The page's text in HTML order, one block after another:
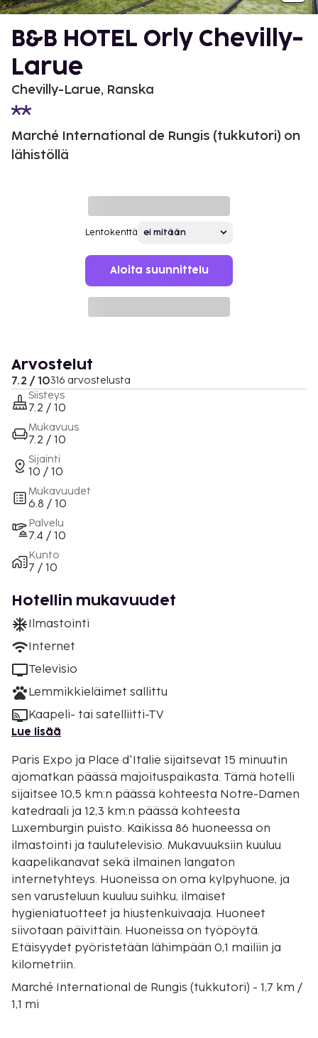
B&B HOTEL Orly Chevilly-
Larue
Chevilly-Larue, Ranska
Marché International de Rungis (tukkutori) on
lähistöllä
Lentokenttä
Aloita suunnittelu
Arvostelut
7.2 / 10316 arvostelusta
Siisteys
7.2 / 10
Mukavuus
7.2 / 10
Sijainti
10 / 10
Mukavuudet
6.8 / 10
Palvelu
7.4 / 10
Kunto
7 / 10
Hotellin mukavuudet
Ilmastointi
Internet
Televisio
Lemmikkieläimet sallittu
Kaapeli- tai satelliitti-TV
Lue lisää
Paris Expo ja Place d'Italie sijaitsevat 15 minuutin
ajomatkan päässä majoituspaikasta. Tämä hotelli
sijaitsee 10,5 km:n päässä kohteesta Notre-Damen
katedraali ja 12,3 km:n päässä kohteesta
Luxemburgin puisto. Kaikissa 86 huoneessa on
ilmastointi ja taulutelevisio. Mukavuuksiin kuuluu
kaapelikanavat sekä ilmainen langaton
internetyhteys. Huoneissa on oma kylpyhuone, ja
sen varusteluun kuuluu suihku, ilmaiset
hygieniatuotteet ja hiustenkuivaaja. Huoneet
siivotaan päivittäin. Huoneissa on työpöytä.
Etäisyydet pyöristetään lähimpään 0,1 mailiin ja
kilometriin.
Marché International de Rungis (tukkutori) - 1,7 km /
1,1 mi